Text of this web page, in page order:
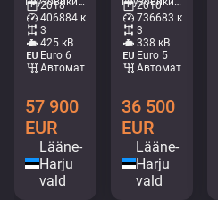
2018
406884 км
3
425 кВ
Euro 6
Aвтомат
57 900
EUR
Lääne-
Harju
vald
2010
736683 км
3
338 кВ
Euro 5
Aвтомат
36 500
EUR
Lääne-
Harju
vald